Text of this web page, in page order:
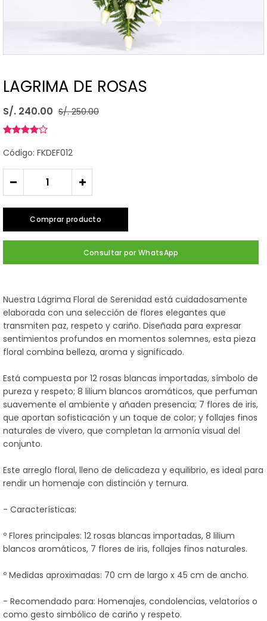
LAGRIMA DE ROSAS
S/. 240.00 S/. 250.00
Código: FKDEF012
- +
Comprar producto
Consultar por WhatsApp
Nuestra Lágrima Floral de Serenidad está cuidadosamente
elaborada con una selección de flores elegantes que
transmiten paz, respeto y cariño. Diseñada para expresar
sentimientos profundos en momentos solemnes, esta pieza
floral combina belleza, aroma y significado.
Está compuesta por 12 rosas blancas importadas, símbolo de
pureza y respeto; 8 lilium blancos aromáticos, que perfuman
suavemente el ambiente y añaden presencia; 7 flores de iris,
que aportan sofisticación y un toque de color; y follajes finos
naturales de vivero, que completan la armonía visual del
conjunto.
Este arreglo floral, lleno de delicadeza y equilibrio, es ideal para
rendir un homenaje con distinción y ternura.
- Características:
º Flores principales: 12 rosas blancas importadas, 8 lilium
blancos aromáticos, 7 flores de iris, follajes finos naturales.
º Medidas aproximadas: 70 cm de largo x 45 cm de ancho.
- Recomendado para: Homenajes, condolencias, velatorios o
como gesto simbólico de cariño y respeto.